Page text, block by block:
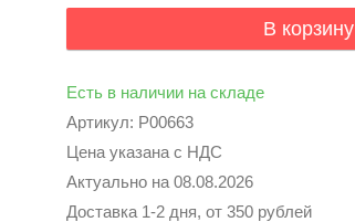
В корзину
Есть в наличии на складе
Артикул: P00663
Цена указана с НДС
Актуально на 08.08.2026
Доставка 1-2 дня, от 350 рублей